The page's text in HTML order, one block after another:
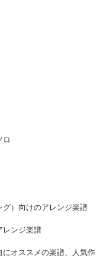
ロ
）向けのアレンジ楽譜
レンジ楽譜
オススメの楽譜、人気作